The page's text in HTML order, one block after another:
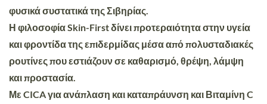
φυσικά συστατικά της Σιβηρίας.
Η φιλοσοφία Skin-First δίνει προτεραιότητα στην υγεία
και φροντίδα της επιδερμίδας μέσα από πολυσταδιακές
ρουτίνες που εστιάζουν σε καθαρισμό, θρέψη, λάμψη
και προστασία.
Με CICA για ανάπλαση και καταπράυνση και Βιταμίνη C